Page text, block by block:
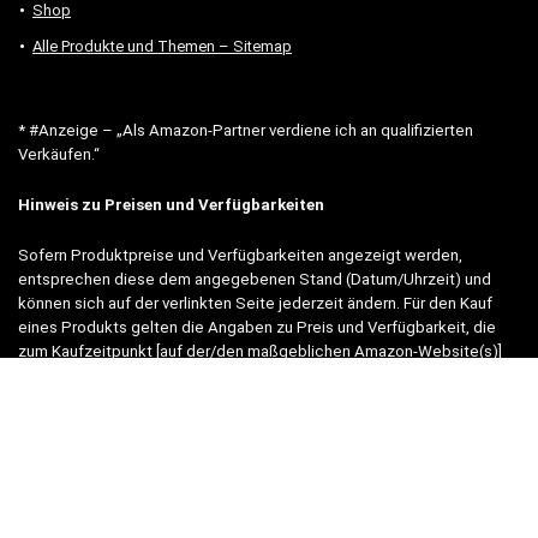
Shop
Alle Produkte und Themen – Sitemap
* #Anzeige – „Als Amazon-Partner verdiene ich an qualifizierten
Verkäufen.“
Hinweis zu Preisen und Verfügbarkeiten
Sofern Produktpreise und Verfügbarkeiten angezeigt werden,
entsprechen diese dem angegebenen Stand (Datum/Uhrzeit) und
können sich auf der verlinkten Seite jederzeit ändern. Für den Kauf
eines Produkts gelten die Angaben zu Preis und Verfügbarkeit, die
zum Kaufzeitpunkt [auf der/den maßgeblichen Amazon-Website(s)]